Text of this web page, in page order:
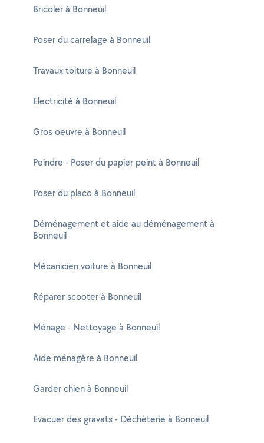
Bricoler à Bonneuil
Poser du carrelage à Bonneuil
Travaux toiture à Bonneuil
Electricité à Bonneuil
Gros oeuvre à Bonneuil
Peindre - Poser du papier peint à Bonneuil
Poser du placo à Bonneuil
Déménagement et aide au déménagement à
Bonneuil
Mécanicien voiture à Bonneuil
Réparer scooter à Bonneuil
Ménage - Nettoyage à Bonneuil
Aide ménagère à Bonneuil
Garder chien à Bonneuil
Evacuer des gravats - Déchèterie à Bonneuil